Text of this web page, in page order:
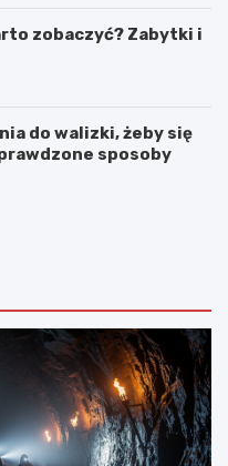
zobaczyć? Zabytki i
do walizki, żeby się
sposoby